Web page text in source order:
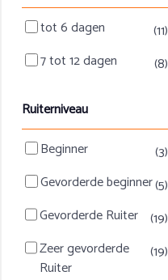
tot 6 dagen
(11)
7 tot 12 dagen
(8)
Ruiterniveau
Beginner
(3)
Gevorderde beginner(5)
Gevorderde Ruiter (19)
Zeer gevorderde
Ruiter
(19)